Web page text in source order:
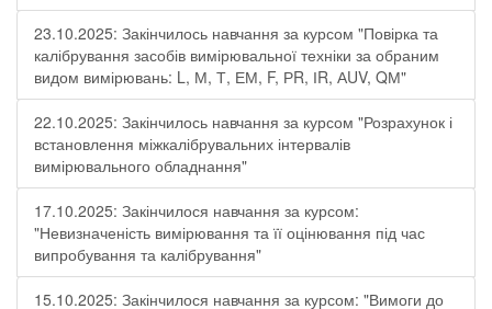
23.10.2025: Закінчилось навчання за курсом "Повірка та
калібрування засобів вимірювальної техніки за обраним
видом вимірювань: L, М, Т, ЕМ, F, РR, ІR, АUV, QМ"
22.10.2025: Закінчилось навчання за курсом "Розрахунок і
встановлення міжкалібрувальних інтервалів
вимірювального обладнання"
17.10.2025: Закінчилося навчання за курсом:
"Невизначеність вимірювання та її оцінювання під час
випробування та калібрування"
15.10.2025: Закінчилося навчання за курсом: "Вимоги до